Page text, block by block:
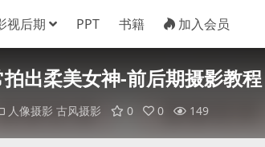
视后期 PPT 书籍 加入会员
出柔美女神-前后期摄影教程
人像摄影 古风摄影 0 0 149